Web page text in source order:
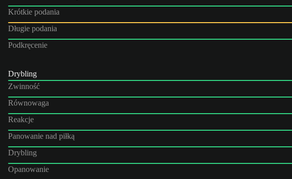
Krótkie podania
Długie podania
Podkręcenie
Drybling
Zwinność
Równowaga
Reakcje
Panowanie nad piłką
Drybling
Opanowanie